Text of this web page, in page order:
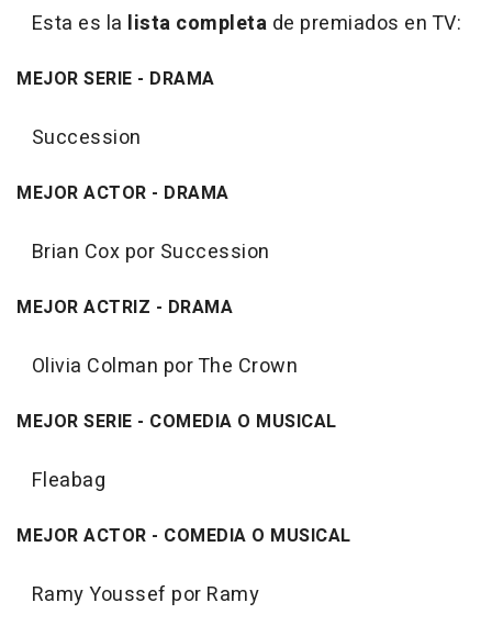
Esta es la lista completa de premiados en TV:
MEJOR SERIE - DRAMA
Succession
MEJOR ACTOR - DRAMA
Brian Cox por Succession
MEJOR ACTRIZ - DRAMA
Olivia Colman por The Crown
MEJOR SERIE - COMEDIA O MUSICAL
Fleabag
MEJOR ACTOR - COMEDIA O MUSICAL
Ramy Youssef por Ramy